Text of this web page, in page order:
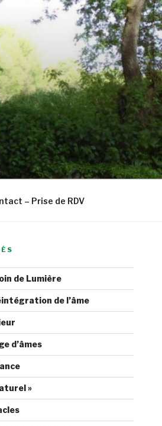
– Prise de RDV
de Lumière
de l’âme
d’âmes
»